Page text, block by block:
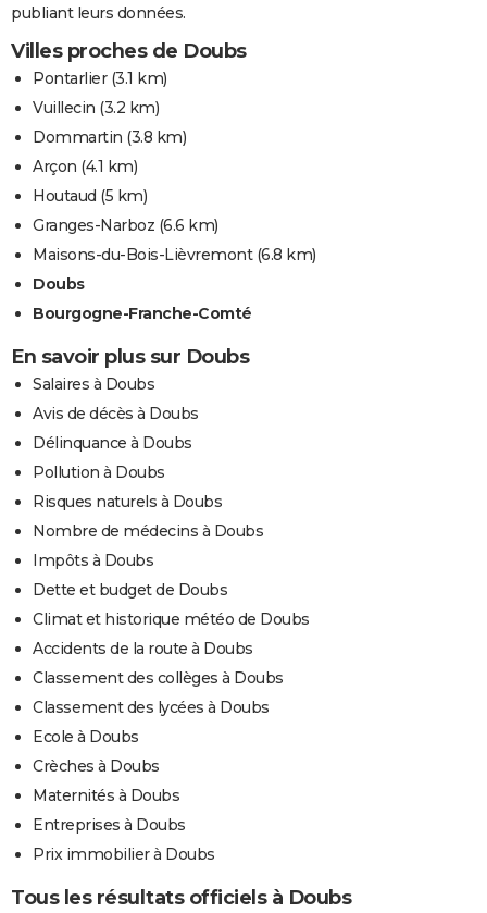
publiant leurs données.
Villes proches de Doubs
Pontarlier(3.1 km)
Vuillecin (3.2 km)
Dommartin (3.8 km)
Arçon (4.1 km)
Houtaud (5 km)
Granges-Narboz (6.6 km)
Maisons-du-Bois-Lièvremont(6.8 km)
Doubs
Bourgogne-Franche-Comté
En savoir plus sur Doubs
Salaires à Doubs
Avis de décès à Doubs
Délinquance à Doubs
Pollution à Doubs
Risques naturels à Doubs
Nombre de médecins à Doubs
Impôts à Doubs
Dette et budget de Doubs
Climat et historique météo de Doubs
Accidents de la route à Doubs
Classement des collèges à Doubs
Classement des lycées à Doubs
Ecole à Doubs
Crèches à Doubs
Maternités à Doubs
Entreprises à Doubs
Prix immobilier à Doubs
Tous les résultats officiels à Doubs